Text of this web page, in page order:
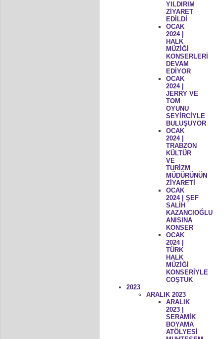
YILDIRIM
ZİYARET
EDİLDİ
OCAK
2024 |
HALK
MÜZİĞİ
KONSERLERİ
DEVAM
EDİYOR
OCAK
2024 |
JERRY VE
TOM
OYUNU
SEYİRCİYLE
BULUŞUYOR
OCAK
2024 |
TRABZON
KÜLTÜR
VE
TURİZM
MÜDÜRÜNÜN
ZİYARETİ
OCAK
2024 | ŞEF
SALİH
KAZANCIOĞLU
ANISINA
KONSER
OCAK
2024 |
TÜRK
HALK
MÜZİĞİ
KONSERİYLE
COŞTUK
2023
ARALIK 2023
ARALIK
2023 |
SERAMİK
BOYAMA
ATÖLYESİ